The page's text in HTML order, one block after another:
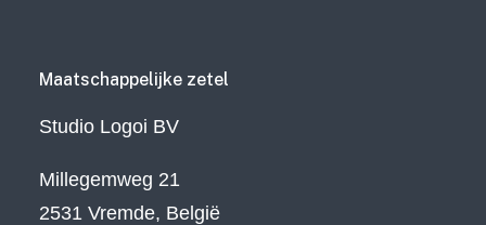
Maatschappelijke zetel
Studio Logoi BV
Millegemweg 21
2531 Vremde, België